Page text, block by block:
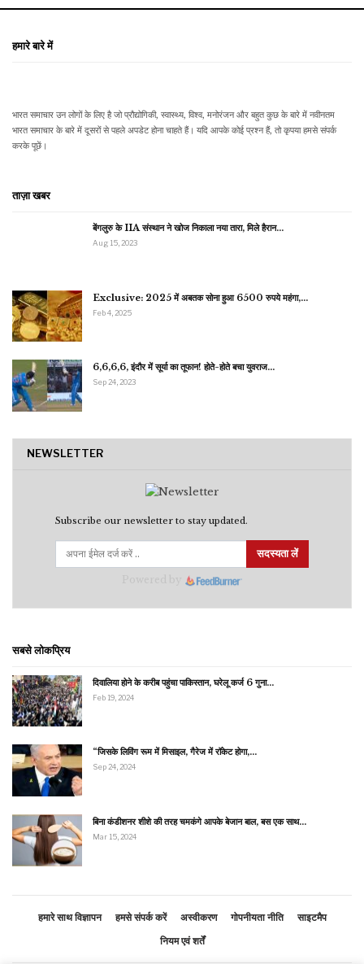
हमारे बारे में
भारत समाचार उन लोगों के लिए है जो प्रौद्योगिकी, स्वास्थ्य, विश्व, मनोरंजन और बहुत कुछ के बारे में नवीनतम
भारत समाचार के बारे में दूसरों से पहले अपडेट होना चाहते हैं। यदि आपके कोई प्रश्न हैं, तो कृपया हमसे संपर्क
करके पूछें।
ताज़ा खबर
बेंगलुरु के IIA संस्थान ने खोज निकाला नया तारा, मिले हैरान…
Aug 15, 2023
Exclusive: 2025 में अबतक सोना हुआ 6500 रुपये महंगा,…
Feb 4, 2025
6,6,6,6, इंदौर में सूर्या का तूफान! होते-होते बचा युवराज…
Sep 24, 2023
NEWSLETTER
Subscribe our newsletter to stay updated.
सदस्यता लें
सबसे लोकप्रिय
दिवालिया होने के करीब पहुंचा पाकिस्तान, घरेलू कर्ज 6 गुना…
Feb 19, 2024
“जिसके लिविंग रूम में मिसाइल, गैरेज में रॉकेट होगा,…
Sep 24, 2024
बिना कंडीशनर शीशे की तरह चमकंगे आपके बेजान बाल, बस एक साथ…
Mar 15, 2024
हमारे साथ विज्ञापन हमसे संपर्क करें अस्वीकरण गोपनीयता नीति
साइटमैप
नियम एवं शर्तें